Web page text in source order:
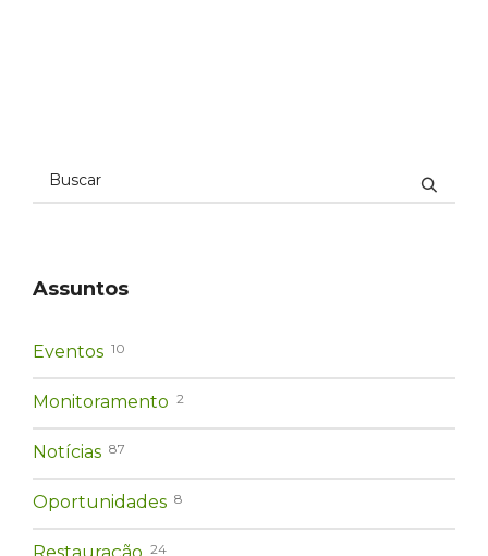
Assuntos
Eventos 10
Monitoramento 2
Notícias 87
Oportunidades 8
24